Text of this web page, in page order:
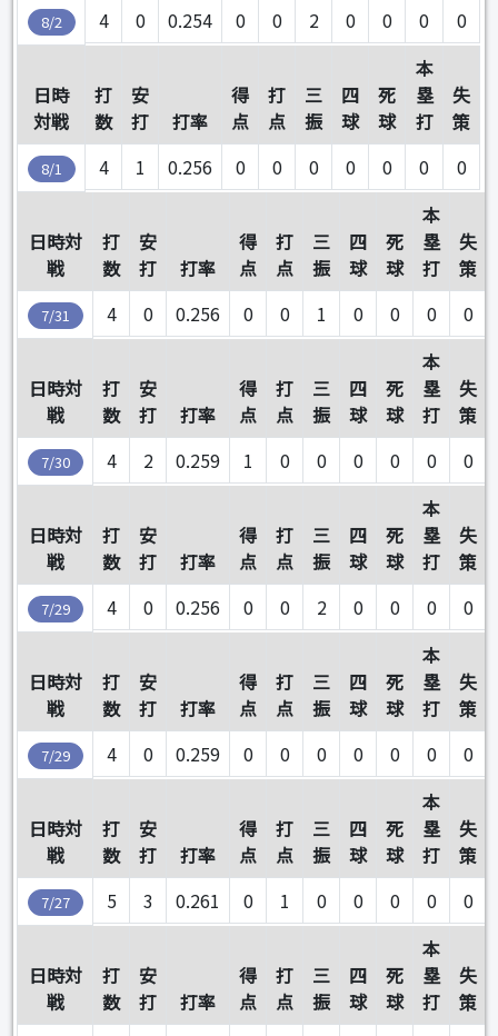
8/2 4 0 0.254 0 0 2 0 0 0 0
日時
対戦
打
数
安
打
打率
得
点
打
点
三
振
四
球
死
球
本
塁
打
失
策
8/1 4 1 0.256 0 0 0 0 0 0 0
日時対
戦
打
数
安
打
打率
得
点
打
点
三
振
四
球
死
球
本
塁
打
失
策
7/31 4 0 0.256 0 0 1 0 0 0 0
日時対
戦
打
数
安
打
打率
得
点
打
点
三
振
四
球
死
球
本
塁
打
失
策
7/30 4 2 0.259 1 0 0 0 0 0 0
日時対
戦
打
数
安
打
打率
得
点
打
点
三
振
四
球
死
球
本
塁
打
失
策
7/29 4 0 0.256 0 0 2 0 0 0 0
日時対
戦
打
数
安
打
打率
得
点
打
点
三
振
四
球
死
球
本
塁
打
失
策
7/29 4 0 0.259 0 0 0 0 0 0 0
日時対
戦
打
数
安
打
打率
得
点
打
点
三
振
四
球
死
球
本
塁
打
失
策
7/27 5 3 0.261 0 1 0 0 0 0 0
日時対
戦
打
数
安
打
打率
得
点
打
点
三
振
四
球
死
球
本
塁
打
失
策